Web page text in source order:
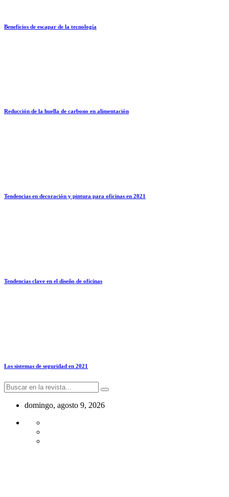
Beneficios de escapar de la tecnología
Reducción de la huella de carbono en alimentación
Tendencias en decoración y pintura para oficinas en 2021
Tendencias clave en el diseño de oficinas
Los sistemas de seguridad en 2021
domingo, agosto 9, 2026